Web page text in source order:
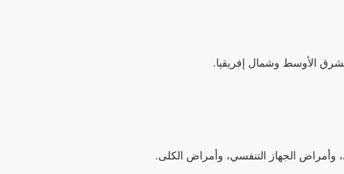
الأوسط وشمال إفريقيا.
الجهاز التنفسي، وأمراض الكلى.